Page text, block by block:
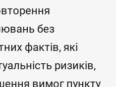
без
фактів, які
ризиків,
вимог пункту